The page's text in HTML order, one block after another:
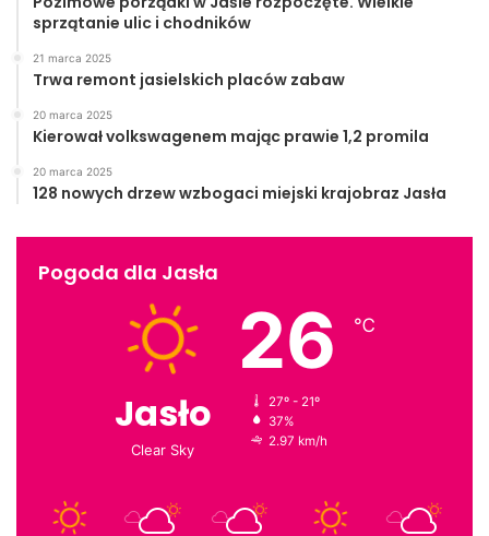
sprzątanie ulic i chodników
21 marca 2025
Trwa remont jasielskich placów zabaw
20 marca 2025
Kierował volkswagenem mając prawie 1,2 promila
20 marca 2025
128 nowych drzew wzbogaci miejski krajobraz Jasła
Pogoda dla Jasła
Jasło
Clear Sky
26 ℃
27º - 21º
37%
2.97 km/h